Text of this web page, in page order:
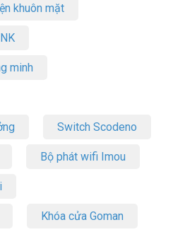
khuôn mặt
minh
Switch Scodeno
Bộ phát wifi Imou
Khóa cửa Goman